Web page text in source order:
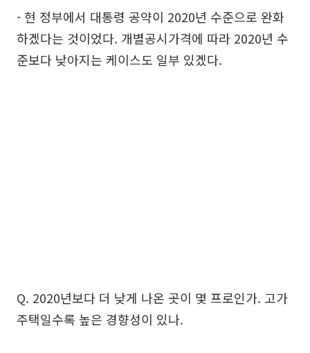
- 현 정부에서 대통령 공약이 2020년 수준으로 완화
하겠다는 것이었다. 개별공시가격에 따라 2020년 수
준보다 낮아지는 케이스도 일부 있겠다.
Q. 2020년보다 더 낮게 나온 곳이 몇 프로인가. 고가
주택일수록 높은 경향성이 있나.